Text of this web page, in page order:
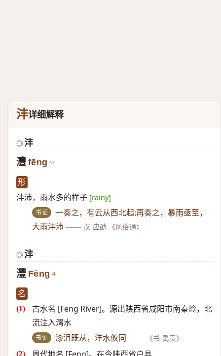
沣详细解释
◎ 沣
灃 fēng
形
沣沛，雨水多的样子 [rainy]
书证
一奏之，有云从西北起;再奏之，暴雨亟至，
大雨沣沛 —— 汉·应劭 《风俗通》
◎ 沣
灃 Fēng
名
古水名 [Feng River]。源出陕西省咸阳市南秦岭，北
流注入渭水
书证 漆沮既从，沣水攸同 —— 《书·禹贡》